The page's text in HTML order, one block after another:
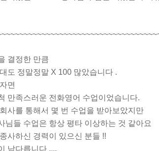
결정한 만큼
도 정말정말 X 100 많았습니다 .
면
만족스러운 전화영어 수업이었습니다.
사를 통해서 몇 번 수업을 받아보았지만
님들 수업은 항상 평타 이상하는 것 같아요
사하신 경력이 있으신 분들 !!
남다릅니다 ....